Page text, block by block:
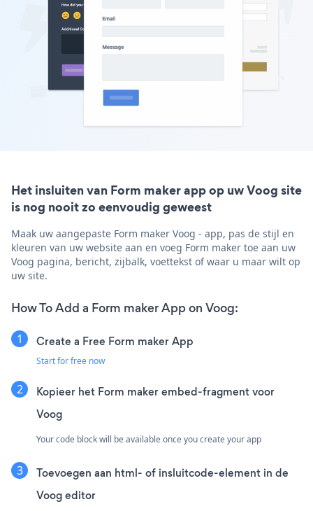
Het insluiten van Form maker app op uw Voog site
is nog nooit zo eenvoudig geweest
Maak uw aangepaste Form maker Voog - app, pas de stijl en
kleuren van uw website aan en voeg Form maker toe aan uw
Voog pagina, bericht, zijbalk, voettekst of waar u maar wilt op
uw site.
How To Add a Form maker App on Voog:
Create a Free Form maker App
Start for free now
Kopieer het Form maker embed-fragment voor
Voog
Your code block will be available once you create your app
Toevoegen aan html- of insluitcode-element in de
Voog editor